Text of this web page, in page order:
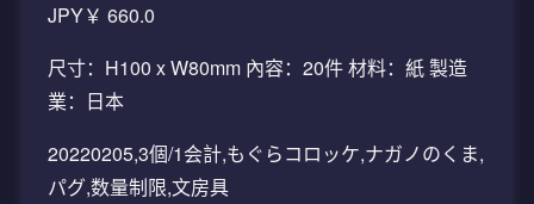
JPY￥ 660.0
尺寸：H100 x W80mm 內容：20件 材料：紙 製造
業：日本
20220205,3個/1会計,もぐらコロッケ,ナガノのくま,
パグ,数量制限,文房具